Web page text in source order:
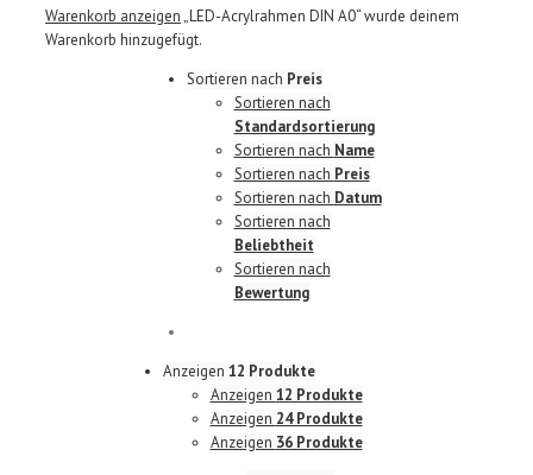
Warenkorb anzeigen„LED-Acrylrahmen DIN A0“ wurde deinem
Warenkorb hinzugefügt.
Sortieren nach Preis
Sortieren nach
Standardsortierung
Sortieren nach Name
Sortieren nach Preis
Sortieren nach Datum
Sortieren nach
Beliebtheit
Sortieren nach
Bewertung
Anzeigen 12 Produkte
Anzeigen 12 Produkte
Anzeigen 24 Produkte
Anzeigen 36 Produkte